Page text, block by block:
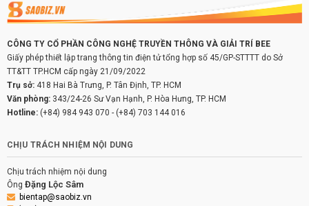
CÔNG TY CỔ PHẦN CÔNG NGHỆ TRUYỀN THÔNG VÀ GIẢI TRÍ BEE
Giấy phép thiết lập trang thông tin điện tử tổng hợp số 45/GP-STTTT do Sở
TT&TT TP.HCM cấp ngày 21/09/2022
Trụ sở: 418 Hai Bà Trưng, P. Tân Định, TP. HCM
Văn phòng: 343/24-26 Sư Vạn Hạnh, P. Hòa Hưng, TP. HCM
Hotline: (+84) 984 943 070 - (+84) 703 144 016
CHỊU TRÁCH NHIỆM NỘI DUNG
Chịu trách nhiệm nội dung
Ông Đặng Lộc Sâm
bientap@saobiz.vn